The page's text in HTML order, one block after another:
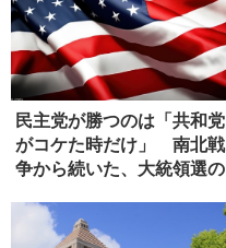
民主党が勝つのは「共和党
がコケた時だけ」 南北戦
争から続いた、大統領選の